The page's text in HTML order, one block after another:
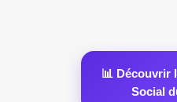
📊 Découvrir
Social